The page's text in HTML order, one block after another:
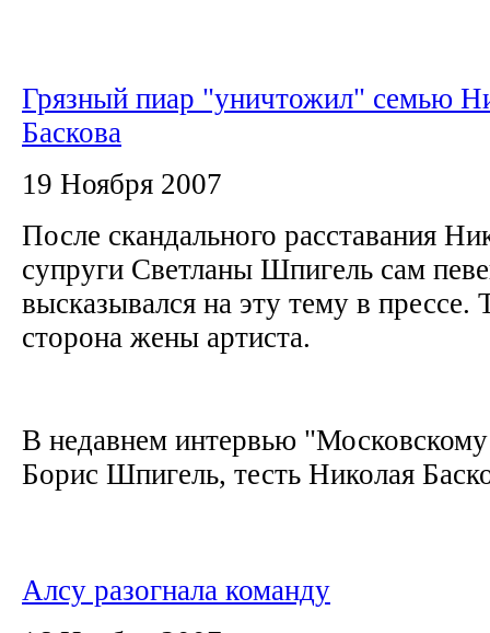
Грязный пиар "уничтожил" семью
Баскова
19 Ноября 2007
После скандального расставания
супруги Светланы Шпигель сам
высказывался на эту тему в прессе.
сторона жены артиста.
В недавнем интервью
Борис Шпигель, тесть Николая
Алсу разогнала команду